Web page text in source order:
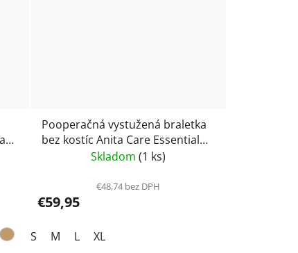
Pooperačná vystužená braletka
bez kostíc Anita Care Essential
Lace 4700X- čierna
Skladom (1 ks)
€48,74 bez DPH
€59,95
S M L XL